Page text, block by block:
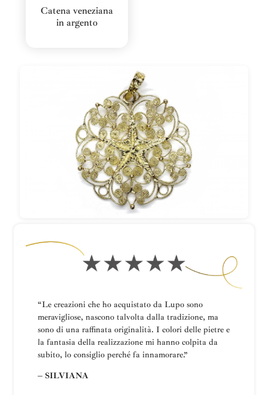
Catena veneziana
in argento
“Le creazioni che ho acquistato da Lupo sono
meravigliose, nascono talvolta dalla tradizione, ma
sono di una raffinata originalità. I colori delle pietre e
la fantasia della realizzazione mi hanno colpita da
subito, lo consiglio perché fa innamorare.”
– SILVIANA